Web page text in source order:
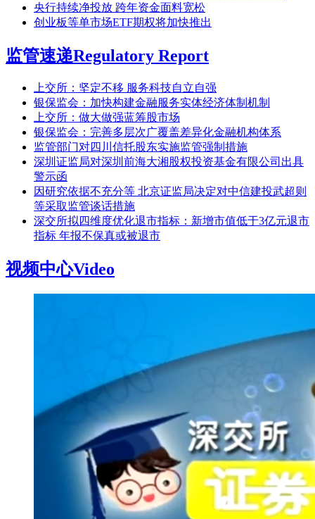
央行持续净投放 跨年资金面料宽松
创业板等单市场ETF期权将加快推出
监管速递Regulatory Report
上交所：坚定不移 服务科技自立自强
银保监会：加快构建金融服务实体经济体制机制
上交所：做大做强蓝筹股市场
银保监会：完善多层次广覆盖差异化金融机构体系
监管部门对四川信托股东实施监管强制措施
深圳证监局对深圳前海大湘股权投资基金有限公司出具
警示函
因研究依据不充分等 北京证监局决定对中信建投武超则
等采取监管谈话措施
深交所拟四维度优化退市指标：新增市值低于3亿元退市
指标 年报不保真或被退市
视频中心Video